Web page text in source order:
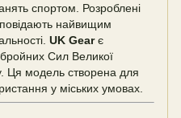
спортом. Розроблені
найвищим
UK Gearє
Сил Великої
Ця модель створена для
у міських умовах.